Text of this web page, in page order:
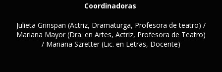
Coordinadoras
Julieta Grinspan (Actriz, Dramaturga, Profesora de teatro) /
Mariana Mayor (Dra. en Artes, Actriz, Profesora de Teatro)
/ Mariana Szretter (Lic. en Letras, Docente)